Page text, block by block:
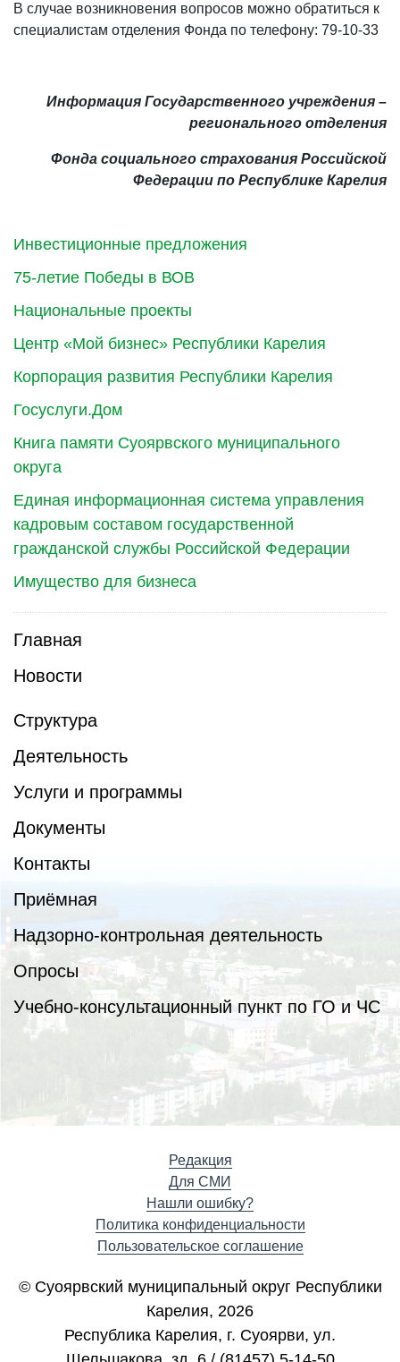
Инвестиционные предложения
75-летие Победы в ВОВ
Национальные проекты
Центр «Мой бизнес» Республики Карелия
Корпорация развития Республики Карелия
Госуслуги.Дом
Книга памяти Суоярвского муниципального
округа
Единая информационная система управления
кадровым составом государственной
гражданской службы Российской Федерации
Имущество для бизнеса
Главная
Новости
Структура
Деятельность
Услуги и программы
Документы
Контакты
Приёмная
Надзорно-контрольная деятельность
Опросы
Учебно-консультационный пункт по ГО и ЧС
В случае возникновения вопросов можно обратиться к
специалистам отделения Фонда по телефону: 79-10-33
Информация Государственного учреждения –
регионального отделения
Фонда социального страхования Российской
Федерации по Республике Карелия
Редакция
Для СМИ
Нашли ошибку?
Политика конфиденциальности
Пользовательское соглашение
© Суоярвский муниципальный округ Республики
Карелия, 2026
Республика Карелия, г. Cуоярви, ул.